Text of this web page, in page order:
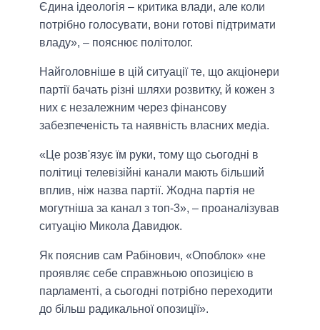
Єдина ідеологія – критика влади, але коли
потрібно голосувати, вони готові підтримати
владу», – пояснює політолог.
Найголовніше в цій ситуації те, що акціонери
партії бачать різні шляхи розвитку, й кожен з
них є незалежним через фінансову
забезпеченість та наявність власних медіа.
«Це розв'язує їм руки, тому що сьогодні в
політиці телевізійні канали мають більший
вплив, ніж назва партії. Жодна партія не
могутніша за канал з топ-3», – проаналізував
ситуацію Микола Давидюк.
Як пояснив сам Рабінович, «Опоблок» «не
проявляє себе справжньою опозицією в
парламенті, а сьогодні потрібно переходити
до більш радикальної опозиції».